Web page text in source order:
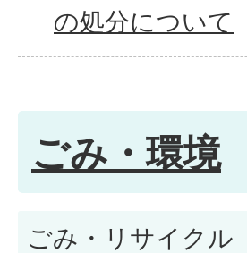
の処分について
ごみ・環境
ごみ・リサイクル